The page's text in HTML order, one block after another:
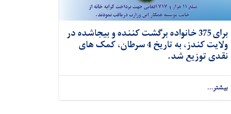
برای 375 خانواده برگشت کننده و بیجاشده در
ولایت کندز، به تاریخ 4 سرطان، کمک های
نقدی توزیع شد.
بیشتر...